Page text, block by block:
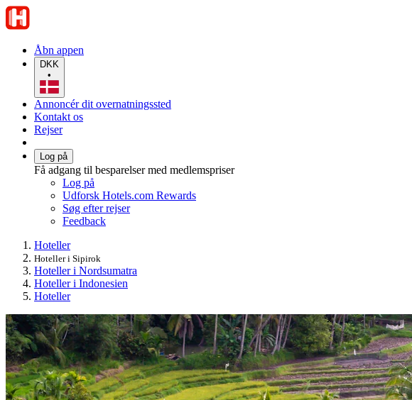
Åbn appen
DKK
•
Annoncér dit overnatningssted
Kontakt os
Rejser
Log på
Få adgang til besparelser med medlemspriser
Log på
Udforsk Hotels.com Rewards
Søg efter rejser
Feedback
Hoteller
Hoteller i Sipirok
Hoteller i Nordsumatra
Hoteller i Indonesien
Hoteller